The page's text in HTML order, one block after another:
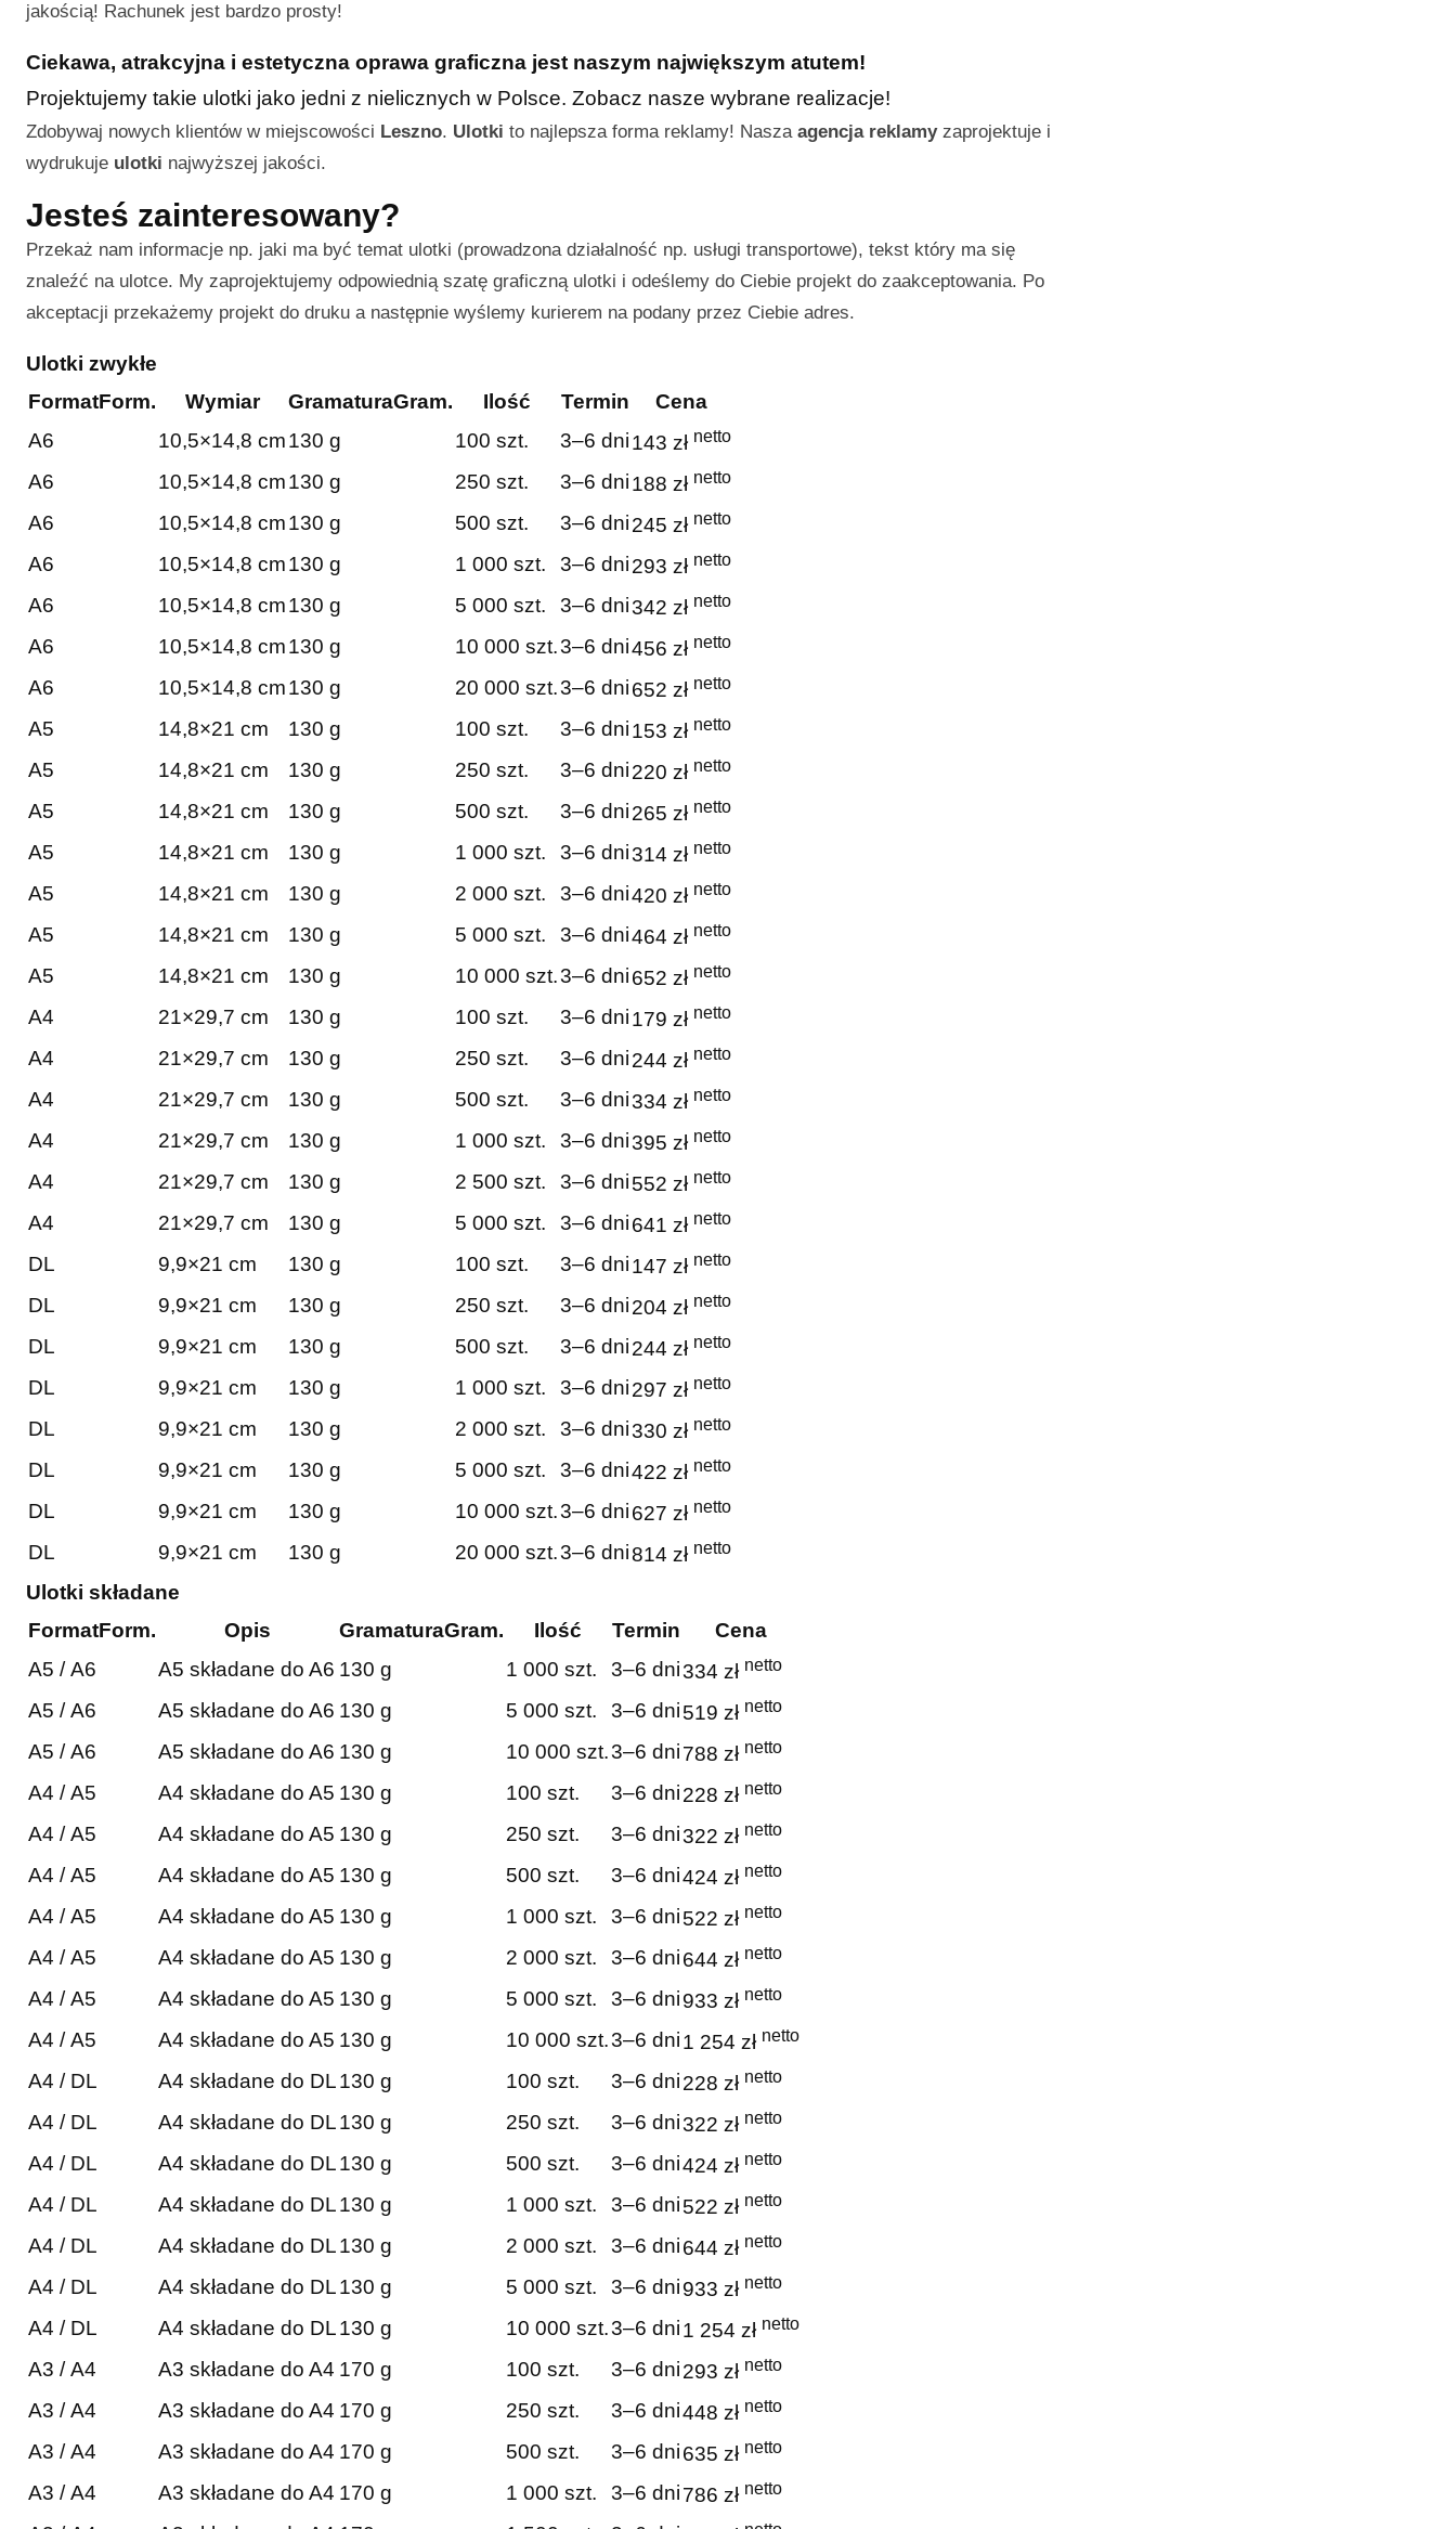
jakością! Rachunek jest bardzo prosty!
Ciekawa, atrakcyjna i estetyczna oprawa graficzna jest naszym największym atutem!
Projektujemy takie ulotki jako jedni z nielicznych w Polsce. Zobacz nasze wybrane realizacje!
Zdobywaj nowych klientów w miejscowości Leszno. Ulotki to najlepsza forma reklamy! Nasza agencja reklamyzaprojektuje i
wydrukuje ulotki najwyższej jakości.
Jesteś zainteresowany?
Przekaż nam informacje np. jaki ma być temat ulotki (prowadzona działalność np. usługi transportowe), tekst który ma się
znaleźć na ulotce. My zaprojektujemy odpowiednią szatę graficzną ulotki i odeślemy do Ciebie projekt do zaakceptowania. Po
akceptacji przekażemy projekt do druku a następnie wyślemy kurierem na podany przez Ciebie adres.
Ulotki zwykłe
FormatForm. Wymiar GramaturaGram. Ilość Termin
Cena
A6
10,5×14,8 cm130 g 100 szt. 3–6 dni143 zł netto
A6 10,5×14,8 cm130 g 250 szt. 3–6 dni188 zł netto
A6 10,5×14,8 cm130 g 500 szt. 3–6 dni245 zł netto
A6 10,5×14,8 cm130 g 1 000 szt. 3–6 dni293 zł netto
A6 10,5×14,8 cm130 g 5 000 szt. 3–6 dni342 zł netto
A6 10,5×14,8 cm130 g 10 000 szt.3–6 dni456 zł netto
A6 10,5×14,8 cm130 g 20 000 szt.3–6 dni652 zł netto
A5 14,8×21 cm 130 g 100 szt. 3–6 dni153 zł netto
A5 14,8×21 cm 130 g 250 szt. 3–6 dni220 zł netto
A5 14,8×21 cm 130 g 500 szt. 3–6 dni265 zł netto
A5 14,8×21 cm 130 g 1 000 szt. 3–6 dni314 zł netto
A5 14,8×21 cm 130 g 2 000 szt. 3–6 dni420 zł netto
A5 14,8×21 cm 130 g 5 000 szt. 3–6 dni464 zł netto
A5 14,8×21 cm 130 g 10 000 szt.3–6 dni652 zł netto
A4 21×29,7 cm 130 g 100 szt. 3–6 dni179 zł netto
A4 21×29,7 cm 130 g 250 szt. 3–6 dni244 zł netto
A4 21×29,7 cm 130 g 500 szt. 3–6 dni334 zł netto
A4 21×29,7 cm 130 g 1 000 szt. 3–6 dni395 zł netto
A4 21×29,7 cm 130 g 2 500 szt. 3–6 dni552 zł netto
A4 21×29,7 cm 130 g 5 000 szt. 3–6 dni641 zł netto
DL 9,9×21 cm 130 g 100 szt. 3–6 dni147 zł netto
DL 9,9×21 cm 130 g 250 szt. 3–6 dni204 zł netto
DL 9,9×21 cm 130 g 500 szt. 3–6 dni244 zł netto
DL 9,9×21 cm 130 g 1 000 szt. 3–6 dni297 zł netto
DL 9,9×21 cm 130 g 2 000 szt. 3–6 dni330 zł netto
DL 9,9×21 cm 130 g 5 000 szt. 3–6 dni422 zł netto
DL 9,9×21 cm 130 g 10 000 szt.3–6 dni627 zł netto
DL 9,9×21 cm 130 g 20 000 szt.3–6 dni814 zł netto
Ulotki składane
FormatForm. Opis GramaturaGram. Ilość Termin
Cena
A5 / A6
A5 składane do A6 130 g 1 000 szt. 3–6 dni334 zł netto
A5 / A6 A5 składane do A6 130 g 5 000 szt. 3–6 dni519 zł netto
A5 / A6 A5 składane do A6 130 g 10 000 szt.3–6 dni788 zł netto
A4 / A5 A4 składane do A5 130 g 100 szt. 3–6 dni228 zł netto
A4 / A5 A4 składane do A5 130 g 250 szt. 3–6 dni322 zł netto
A4 / A5 A4 składane do A5 130 g 500 szt. 3–6 dni424 zł netto
A4 / A5 A4 składane do A5 130 g 1 000 szt. 3–6 dni522 zł netto
A4 / A5 A4 składane do A5 130 g 2 000 szt. 3–6 dni644 zł netto
A4 / A5 A4 składane do A5 130 g 5 000 szt. 3–6 dni933 zł netto
A4 / A5 A4 składane do A5 130 g 10 000 szt.3–6 dni1 254 zł netto
A4 / DL A4 składane do DL130 g 100 szt. 3–6 dni228 zł netto
A4 / DL A4 składane do DL130 g 250 szt. 3–6 dni322 zł netto
A4 / DL A4 składane do DL130 g 500 szt. 3–6 dni424 zł netto
A4 / DL A4 składane do DL130 g 1 000 szt. 3–6 dni522 zł netto
A4 / DL A4 składane do DL130 g 2 000 szt. 3–6 dni644 zł netto
A4 / DL A4 składane do DL130 g 5 000 szt. 3–6 dni933 zł netto
A4 / DL A4 składane do DL130 g 10 000 szt.3–6 dni1 254 zł netto
A3 / A4 A3 składane do A4 170 g 100 szt. 3–6 dni293 zł netto
A3 / A4 A3 składane do A4 170 g 250 szt. 3–6 dni448 zł netto
A3 / A4 A3 składane do A4 170 g 500 szt. 3–6 dni635 zł netto
A3 / A4 A3 składane do A4 170 g 1 000 szt. 3–6 dni786 zł netto